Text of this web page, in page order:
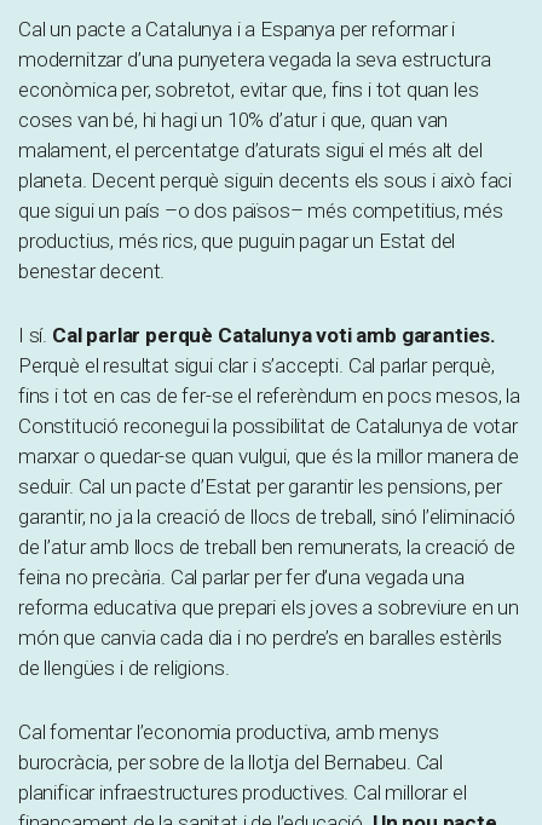
Cal un pacte a Catalunya i a Espanya per reformar i
modernitzar d’una punyetera vegada la seva estructura
econòmica per, sobretot, evitar que, fins i tot quan les
coses van bé, hi hagi un 10% d’atur i que, quan van
malament, el percentatge d’aturats sigui el més alt del
planeta. Decent perquè siguin decents els sous i això faci
que sigui un país –o dos països– més competitius, més
productius, més rics, que puguin pagar un Estat del
benestar decent.
I sí. Cal parlar perquè Catalunya voti amb garanties.
Perquè el resultat sigui clar i s’accepti. Cal parlar perquè,
fins i tot en cas de fer-se el referèndum en pocs mesos, la
Constitució reconegui la possibilitat de Catalunya de votar
marxar o quedar-se quan vulgui, que és la millor manera de
seduir. Cal un pacte d’Estat per garantir les pensions, per
garantir, no ja la creació de llocs de treball, sinó l’eliminació
de l’atur amb llocs de treball ben remunerats, la creació de
feina no precària. Cal parlar per fer d’una vegada una
reforma educativa que prepari els joves a sobreviure en un
món que canvia cada dia i no perdre’s en baralles estèrils
de llengües i de religions.
Cal fomentar l’economia productiva, amb menys
burocràcia, per sobre de la llotja del Bernabeu. Cal
planificar infraestructures productives. Cal millorar el